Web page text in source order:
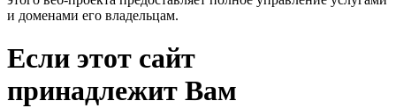
и доменами его владельцам.
Если этот сайт
принадлежит Вам